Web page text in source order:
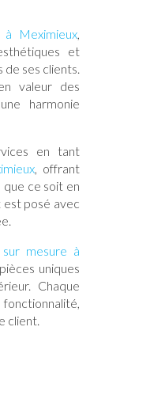
à Meximieux,
et
ses clients.
valeur des
harmonie
en tant
, offrant
que ce soit en
est posé avec
mesure à
uniques
Chaque
client.